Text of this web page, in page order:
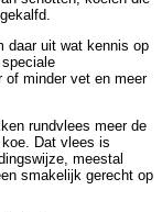
daar uit wat kennis op
of minder vet en meer
rundvlees meer de
Dat vlees is
meestal
smakelijk gerecht op